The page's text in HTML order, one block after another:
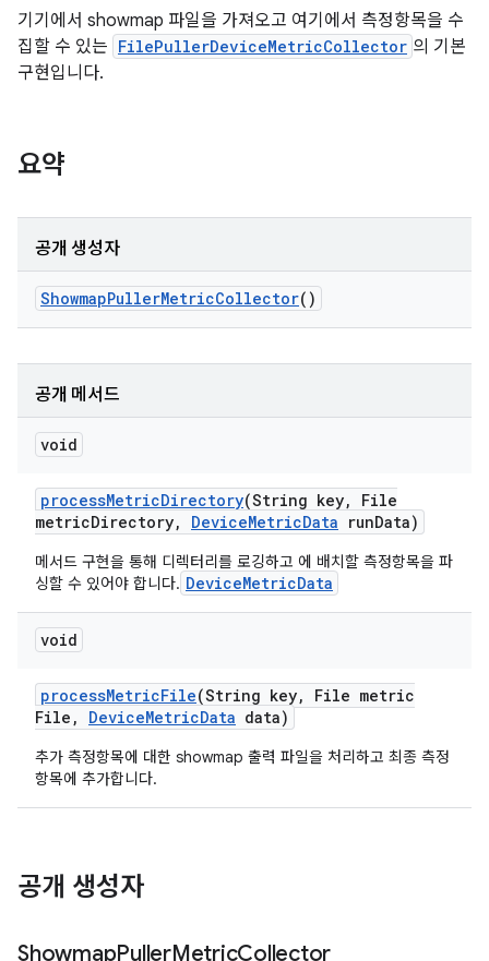
기기에서 showmap 파일을 가져오고 여기에서 측정항목을 수
집할 수 있는 FilePullerDeviceMetricCollector 의 기본
구현입니다.
요약
공개 생성자
ShowmapPullerMetricCollector()
공개 메서드
void
processMetricDirectory(String key,
File
metricDirectory, DeviceMetricData runData)
메서드 구현을 통해 디렉터리를 로깅하고 에 배치할 측정항목을 파
싱할 수 있어야 합니다. DeviceMetricData
void
processMetricFile(String key,
File metric
File , DeviceMetricData data)
추가 측정항목에 대한 showmap 출력 파일을 처리하고 최종 측정
항목에 추가합니다.
공개 생성자
ShowmapPullerMetricCollector